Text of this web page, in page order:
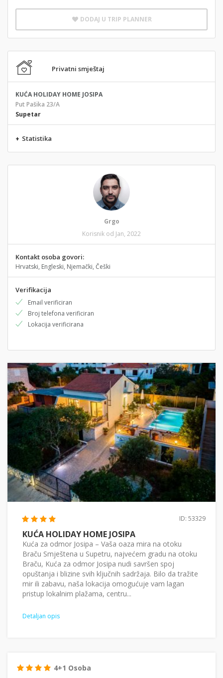
DODAJ U TRIP PLANNER
Privatni smještaj
KUĆA HOLIDAY HOME JOSIPA
Put Pašika 23/A
Supetar
+ Statistika
Grgo
Korisnik od Jan, 2022
Kontakt osoba govori:
Hrvatski, Engleski, Njemački, Češki
Verifikacija
Email verificiran
Broj telefona verificiran
Lokacija verificirana
ID: 53329
KUĆA HOLIDAY HOME JOSIPA
Kuća za odmor Josipa – Vaša oaza mira na otoku
Braču Smještena u Supetru, najvećem gradu na otoku
Braču, Kuća za odmor Josipa nudi savršen spoj
opuštanja i blizine svih ključnih sadržaja. Bilo da tražite
mir ili zabavu, naša lokacija omogućuje vam lagan
pristup lokalnim plažama, centru...
Detaljan opis
4+1 Osoba